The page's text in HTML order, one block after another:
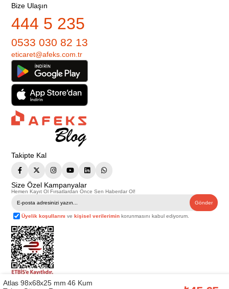
Bize Ulaşın
444 5 235
0533 030 82 13
eticaret@afeks.com.tr
Takipte Kal
Size Özel Kampanyalar
Hemen Kayıt Ol Fırsatlardan Önce Sen Haberdar Ol!
Gönder
Üyelik koşullarını vekişisel verilerimin korunmasını kabul ediyorum.
Telif Hakkı © 2026Afeks Yapı Market . Tüm hakları saklıdır.
Atlas 98x68x25 mm 46 Kum